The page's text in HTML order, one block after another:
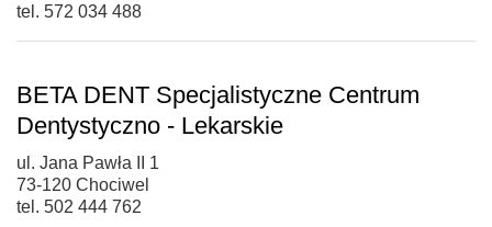
tel. 572 034 488
BETA DENT Specjalistyczne Centrum
Dentystyczno - Lekarskie
ul. Jana Pawła II 1
73-120 Chociwel
tel. 502 444 762